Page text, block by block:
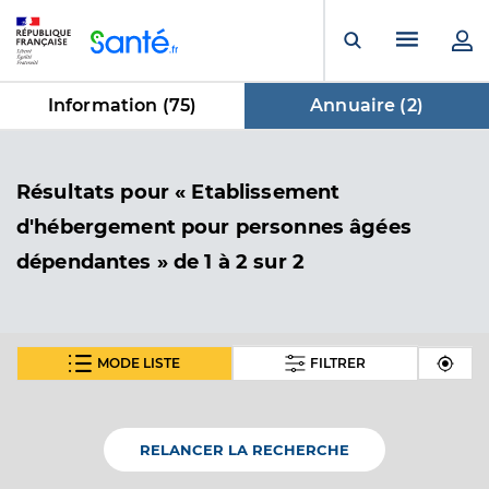
Ouvrir laMenu
Information (75) Annuaire (2)
Résultats dans Annuaire
pour « Etablissement
d'hébergement pour personnes âgées
dépendantes »de 1 à 2 sur 2
MODE LISTE FILTRER
âgées dépendantes
Etablissement de soins
RELANCER LA RECHERCHE